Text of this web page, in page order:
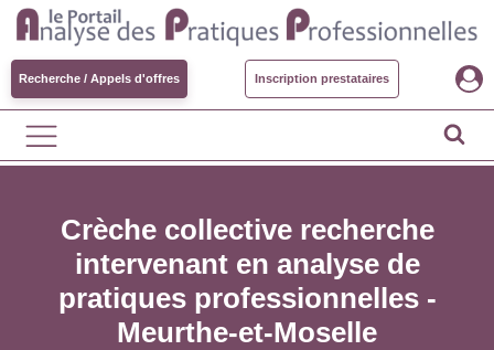
Recherche / Appels d'offres Inscription prestataires
Crèche collective recherche
intervenant en analyse de
pratiques professionnelles -
Meurthe-et-Moselle